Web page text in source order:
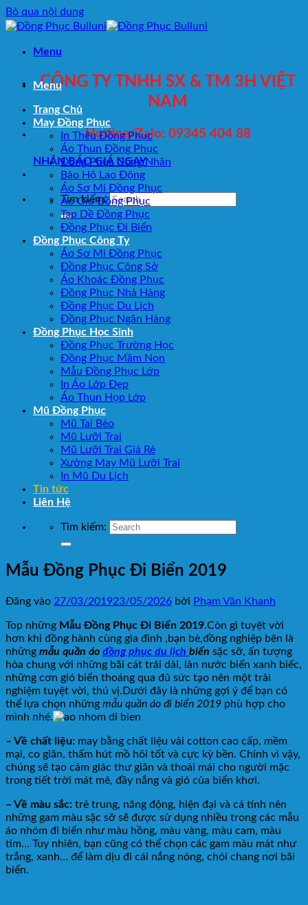
Bỏ qua nội dung
Menu
CÔNG TY TNHH SX & TM 3H VIỆT
NAM
Hotline/Zalo: 09345 404 88
NHẬN BÁO GIÁ NGAY
Tìm kiếm:
Menu
Trang Chủ
May Đồng Phục
In Thêu Đồng Phục
Áo Thun Đồng Phục
Đồng Phục Công Nhân
Bảo Hộ Lao Động
Áo Sơ Mi Đồng Phục
Áo Gió Đồng Phục
Tạp Dề Đồng Phục
Đồng Phục Đi Biển
Đồng Phục Công Ty
Áo Sơ Mi Đồng Phục
Đồng Phục Công Sở
Áo Khoác Đồng Phục
Đồng Phục Nhà Hàng
Đồng Phục Du Lịch
Đồng Phục Ngân Hàng
Đồng Phục Học Sinh
Đồng Phục Trường Học
Đồng Phục Mầm Non
Mẫu Đồng Phục Lớp
In Áo Lớp Đẹp
Áo Thun Họp Lớp
Mũ Đồng Phục
Mũ Tai Bèo
Mũ Lưỡi Trai
Mũ Lưỡi Trai Giá Rẻ
Xưởng May Mũ Lưỡi Trai
In Mũ Du Lịch
Tin tức
Liên Hệ
Tìm kiếm:
Mẫu Đồng Phục Đi Biển 2019
Đăng vào 27/03/201923/05/2026 bởi Phạm Văn Khanh
Top những Mẫu Đồng Phục Đi Biển 2019.Còn gì tuyệt vời
hơn khi đồng hành cùng gia đình ,bạn bè,đồng nghiệp bên là
những mẫu quần áo đồng phục du lịch biển sặc sỡ, ấn tượng
hòa chung với những bãi cát trải dài, làn nước biển xanh biếc,
những cơn gió biển thoáng qua đủ sức tạo nên một trải
nghiệm tuyệt vời, thú vị.Dưới đây là những gợi ý để bạn có
thể lựa chọn những mẫu quần áo đi biển 2019 phù hợp cho
mình nhé.
– Về chất liệu: may bằng chất liệu vải cotton cao cấp, mềm
mại, co giãn, thấm hút mồ hôi tốt và cực kỳ bền. Chính vì vậy,
chúng sẽ tạo cảm giác thư giãn và thoải mái cho người mặc
trong tiết trời mát mẻ, đầy nắng và gió của biển khơi.
– Về màu sắc: trẻ trung, năng động, hiện đại và cá tính nên
những gam màu sặc sỡ sẽ được sử dụng nhiều trong các mẫu
áo nhóm đi biển như màu hồng, màu vàng, màu cam, màu
tím… Tuy nhiên, bạn cũng có thể chọn các gam màu mát như
trắng, xanh… để làm dịu đi cái nắng nóng, chói chang nơi bãi
biển.